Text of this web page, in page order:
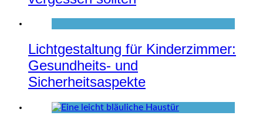
Lichtgestaltung für Kinderzimmer:
Gesundheits- und
Sicherheitsaspekte